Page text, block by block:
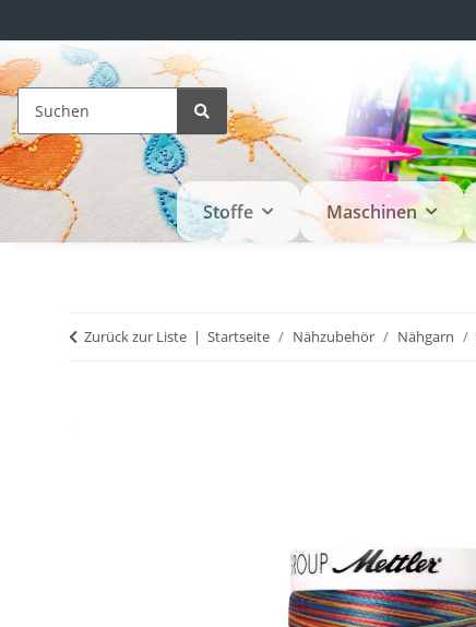
Stoffe Maschinen
Zurück zur Liste Startseite Nähzubehör Nähgarn